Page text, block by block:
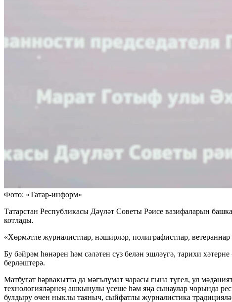
Фото: «Татар-информ»
Татарстан Республикасы Дәүләт Советы Рәисе вазифаларын
котлады.
«Хөрмәтле журналистлар, нәширләр, полиграфистлар,
Бу бәйрәм һөнәрен һәм сәләтен сүз белән эшләүгә, тарихи
берләштерә.
Матбугат һәрвакытта да мәгълүмат чарасы гына түгел, ул
технологияләрнең ашкынулы үсеше һәм яңа сынаулар чорында
булдыру өчен ныклы таяныч, сыйфатлы журналистика